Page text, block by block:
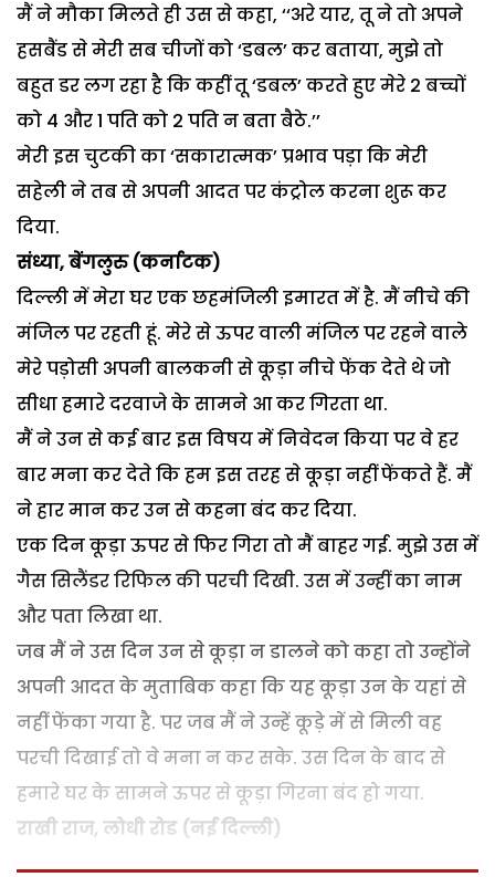
मैं ने मौका मिलते ही उस से कहा, ‘‘अरे यार, तू ने तो अपने
हसबैंड से मेरी सब चीजों को ‘डबल’ कर बताया, मुझे तो
बहुत डर लग रहा है कि कहीं तू ‘डबल’ करते हुए मेरे 2 बच्चों
को 4 और 1 पति को 2 पति न बता बैठे.’’
मेरी इस चुटकी का ‘सकारात्मक’ प्रभाव पड़ा कि मेरी
सहेली ने तब से अपनी आदत पर कंट्रोल करना शुरू कर
दिया.
संध्या, बेंगलुरु (कर्नाटक)
दिल्ली में मेरा घर एक छहमंजिली इमारत में है. मैं नीचे की
मंजिल पर रहती हूं. मेरे से ऊपर वाली मंजिल पर रहने वाले
मेरे पड़ोसी अपनी बालकनी से कूड़ा नीचे फेंक देते थे जो
सीधा हमारे दरवाजे के सामने आ कर गिरता था.
मैं ने उन से कई बार इस विषय में निवेदन किया पर वे हर
बार मना कर देते कि हम इस तरह से कूड़ा नहीं फेंकते हैं. मैं
ने हार मान कर उन से कहना बंद कर दिया.
एक दिन कूड़ा ऊपर से फिर गिरा तो मैं बाहर गई. मुझे उस में
गैस सिलैंडर रिफिल की परची दिखी. उस में उन्हीं का नाम
और पता लिखा था.
जब मैं ने उस दिन उन से कूड़ा न डालने को कहा तो उन्होंने
अपनी आदत के मुताबिक कहा कि यह कूड़ा उन के यहां से
नहीं फेंका गया है. पर जब मैं ने उन्हें कूड़े में से मिली वह
परची दिखाई तो वे मना न कर सके. उस दिन के बाद से
हमारे घर के सामने ऊपर से कूड़ा गिरना बंद हो गया.
राखी राज, लोधी रोड (नई दिल्ली)